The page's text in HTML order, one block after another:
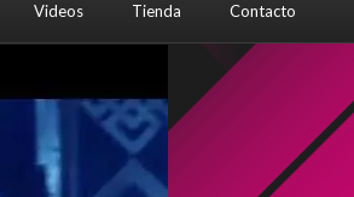
Videos Tienda Contacto